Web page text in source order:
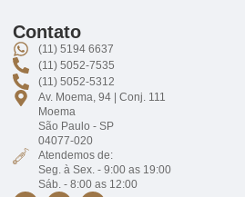
Contato
(11) 5194 6637
(11) 5052-7535
(11) 5052-5312
Av. Moema, 94 | Conj. 111
Moema
São Paulo - SP
04077-020
Atendemos de:
Seg. à Sex. - 9:00 as 19:00
Sáb. - 8:00 as 12:00